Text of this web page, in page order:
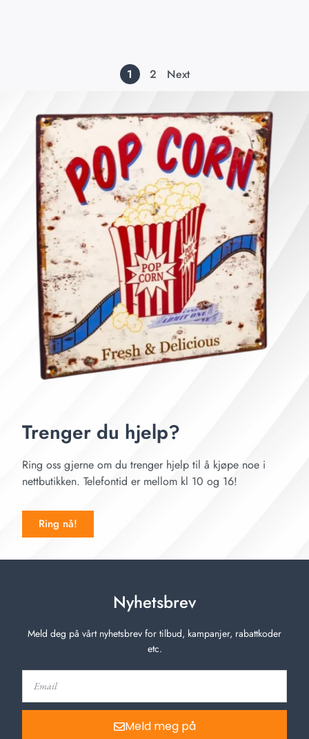
1 2 Next
Trenger du hjelp?
Ring oss gjerne om du trenger hjelp til å kjøpe noe i
nettbutikken. Telefontid er mellom kl 10 og 16!
Ring nå!
Nyhetsbrev
Meld deg på vårt nyhetsbrev for tilbud, kampanjer, rabattkoder
etc.
Meld meg på